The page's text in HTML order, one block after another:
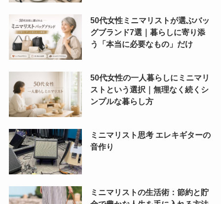
50代女性ミニマリストが選ぶバッ
グブランド7選｜暮らしに寄り添
う「本当に必要なもの」だけ
50代女性の一人暮らしにミニマリ
ストという選択｜無理なく続くシ
ンプルな暮らし方
ミニマリスト思考 エレキギターの
音作り
ミニマリストの生活術：節約と貯